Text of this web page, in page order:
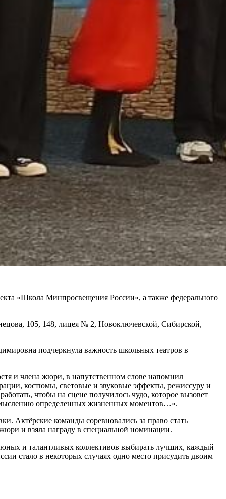
«Школа Минпросвещения России», а также федерального
105, 148, лицея № 2, Новоключевской, Сибирской,
подчеркнула важность школьных театров в
и члена жюри, в напутственном слове напомнил
костюмы, световые и звуковые эффекты, режиссуру и
чтобы на сцене получилось чудо, которое вызовет
определенных жизненных моментов…».
Актёрские команды соревновались за право стать
и взяла награду в специальной номинации.
и талантливых коллективов выбирать лучших, каждый
стало в некоторых случаях одно место присудить двоим